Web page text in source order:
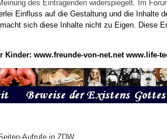
des Eintragenden widerspiegelt. Im
Einfluss auf die Gestaltung und die Inhalte
sich diese Inhalte nicht zu Eigen. Diese
Kinder: www.freunde-von-net.net www.life-
Aufrufe in ZDW